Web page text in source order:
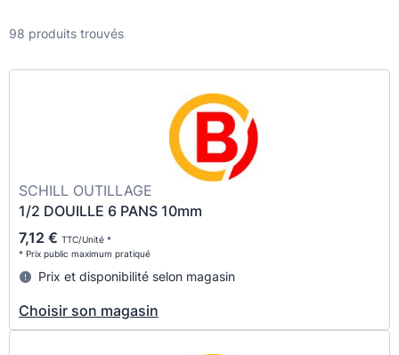
98 produits trouvés
SCHILL OUTILLAGE
1/2 DOUILLE 6 PANS 10mm
7,12 € TTC/Unité *
* Prix public maximum pratiqué
Prix et disponibilité selon magasin
Choisir son magasin